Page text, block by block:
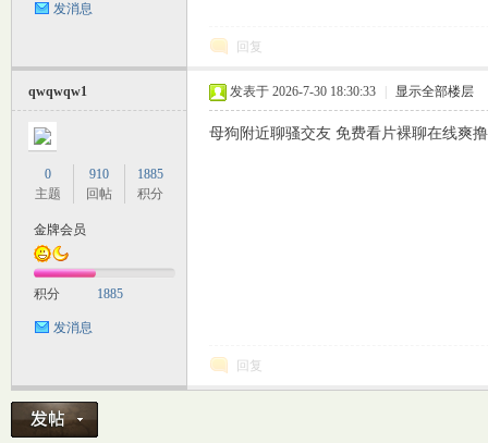
发消息
回复
qwqwqw1
0
主题
910
回帖
1885
积分
金牌会员
积分 1885
发消息
发表于 2026-7-30 18:30:33 显示全部楼层
母狗附近聊骚交友 免费看片裸聊在线爽
回复